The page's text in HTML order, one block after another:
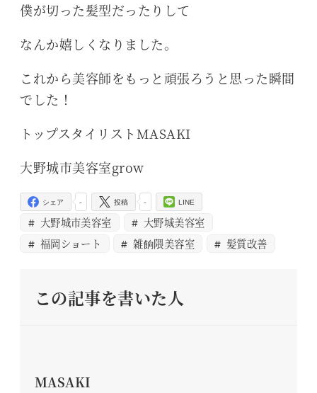
僕が切った髪型だったりして
なんか嬉しくなりました。
これから美容師をもっと頑張ろうと思った瞬間
でした！
トップスタイリストMASAKI
大野城市美容室grow
-
シェア -
投稿 LINE
大野城市美容室
大野城美容室
福岡ショート
雑餉隈美容室 髪質改善
この記事を書いた人
MASAKI